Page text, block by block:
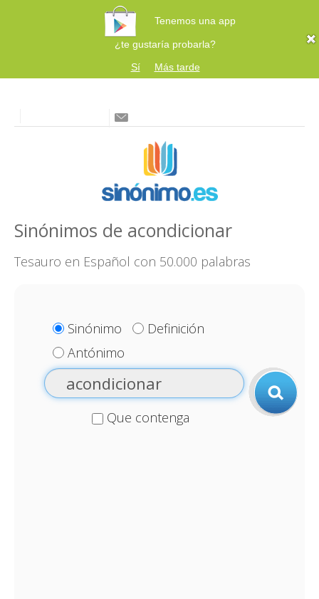
Tenemos una app
¿te gustaría probarla?
Sí
Más tarde
Sinónimos de acondicionar
Tesauro en Español con 50.000 palabras
Sinónimo
Definición
Antónimo
Que contenga